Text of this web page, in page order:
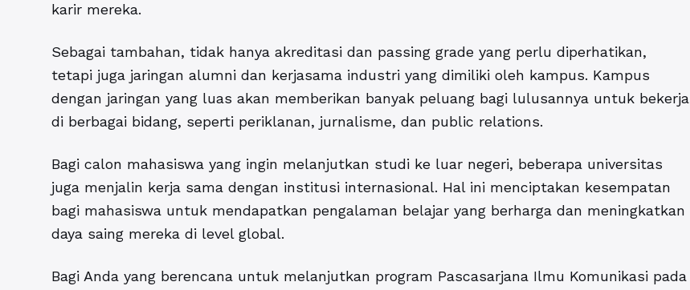
karir mereka.
Sebagai tambahan, tidak hanya akreditasi dan passing grade yang perlu diperhatikan,
tetapi juga jaringan alumni dan kerjasama industri yang dimiliki oleh kampus. Kampus
dengan jaringan yang luas akan memberikan banyak peluang bagi lulusannya untuk bekerja
di berbagai bidang, seperti periklanan, jurnalisme, dan public relations.
Bagi calon mahasiswa yang ingin melanjutkan studi ke luar negeri, beberapa universitas
juga menjalin kerja sama dengan institusi internasional. Hal ini menciptakan kesempatan
bagi mahasiswa untuk mendapatkan pengalaman belajar yang berharga dan meningkatkan
daya saing mereka di level global.
Bagi Anda yang berencana untuk melanjutkan program Pascasarjana Ilmu Komunikasi pada